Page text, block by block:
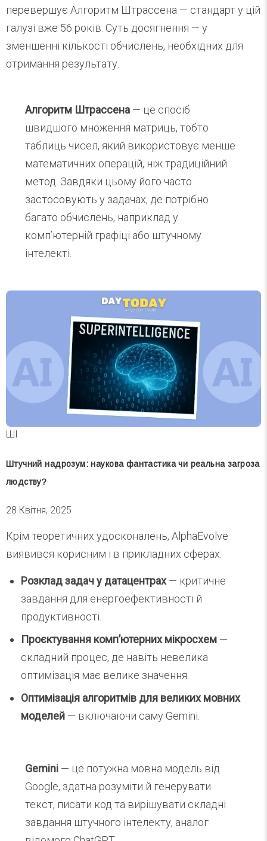
перевершує Алгоритм Штрассена — стандарт у цій
галузі вже 56 років. Суть досягнення — у
зменшенні кількості обчислень, необхідних для
отримання результату.
Алгоритм Штрассена — це спосіб
швидшого множення матриць, тобто
таблиць чисел, який використовує менше
математичних операцій, ніж традиційний
метод. Завдяки цьому його часто
застосовують у задачах, де потрібно
багато обчислень, наприклад у
комп’ютерній графіці або штучному
інтелекті.
ШІ
Штучний надрозум: наукова фантастика чи реальна загроза
людству?
28 Квітня, 2025
Крім теоретичних удосконалень, AlphaEvolve
виявився корисним і в прикладних сферах:
Розклад задач у датацентрах— критичне
завдання для енергоефективності й
продуктивності.
Проєктування комп’ютерних мікросхем —
складний процес, де навіть невелика
оптимізація має велике значення.
Оптимізація алгоритмів для великих мовних
моделей — включаючи саму Gemini.
Gemini — це потужна мовна модель від
Google, здатна розуміти й генерувати
текст, писати код та вирішувати складні
завдання штучного інтелекту, аналог